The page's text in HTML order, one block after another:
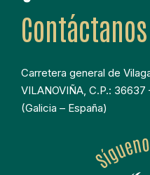
Contáctanos
Carretera general de
VILANOVIÑA, C.P.:
(Galicia – España)